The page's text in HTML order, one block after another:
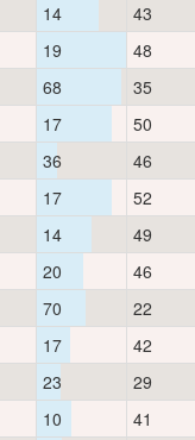
14 43
19 48
68 35
17 50
36 46
17 52
14 49
20 46
70 22
17 42
23 29
10 41